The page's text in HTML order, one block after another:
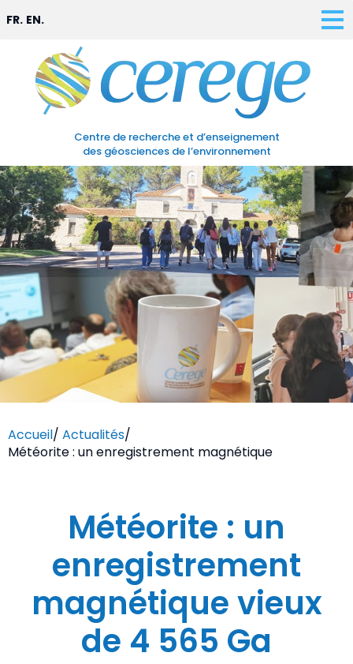
Centre de recherche et d’enseignement
des géosciences de l’environnement
FR. EN.
Accueil/ Actualités/
Météorite : un enregistrement magnétique
Météorite : un
enregistrement
magnétique vieux
de 4 565 Ga